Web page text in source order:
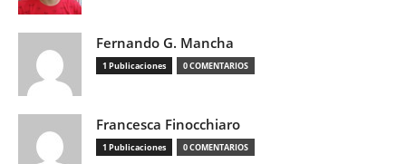
Fernando G. Mancha
1 Publicaciones 0 COMENTARIOS
Francesca Finocchiaro
1 Publicaciones 0 COMENTARIOS